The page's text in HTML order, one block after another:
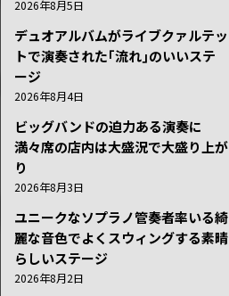
2026年8月5日
デュオアルバムがライブクァルテッ
トで演奏された｢流れ｣のいいステ
ージ
2026年8月4日
ビッグバンドの迫力ある演奏に
満々席の店内は大盛況で大盛り上が
り
2026年8月3日
ユニークなソプラノ管奏者率いる綺
麗な音色でよくスウィングする素晴
らしいステージ
2026年8月2日